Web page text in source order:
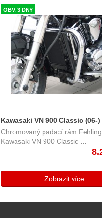
OBV. 3 DNY
Kawasaki VN 900 Classic (06-
rám Fehling
Chromovaný padací rám
Kawasaki VN 900 Classic...
Zobrazit více